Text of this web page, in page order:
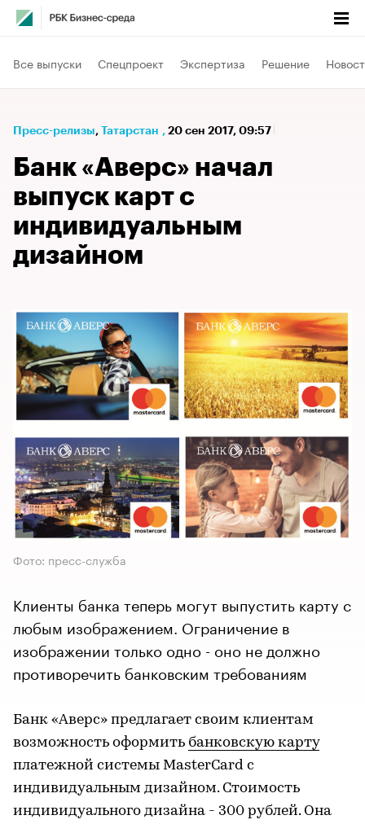
Все выпуски Спецпроект Экспертиза Решение
Пресс-релизы⁠, Татарстан , 20 сен 2017, 09:57
Банк «Аверс» начал
выпуск карт с
индивидуальным
дизайном
Фото: пресс-служба
Клиенты банка теперь могут выпустить карту с
любым изображением. Ограничение в
изображении только одно - оно не должно
противоречить банковским требованиям
Банк «Аверс» предлагает своим клиентам
возможность оформить банковскую карту
платежной системы MasterCard с
индивидуальным дизайном. Стоимость
индивидуального дизайна - 300 рублей. Она